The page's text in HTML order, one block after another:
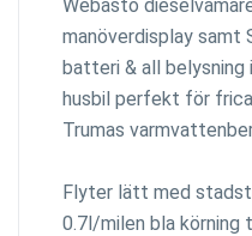
Webasto
manöverdisplay samt
batteri & all belysning
husbil perfekt för
Trumas
Flyter lätt med
0.7l/milen bla körning